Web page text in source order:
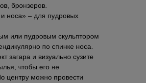
бронзеров.
носа» – для пудровых
или пудровым скульптором
по спинке носа.
загара и визуально сузите
чтобы его не
центру можно провести